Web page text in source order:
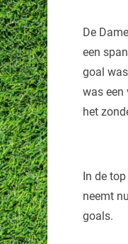
De
een
goal
was een
het
In de
neemt
goals.